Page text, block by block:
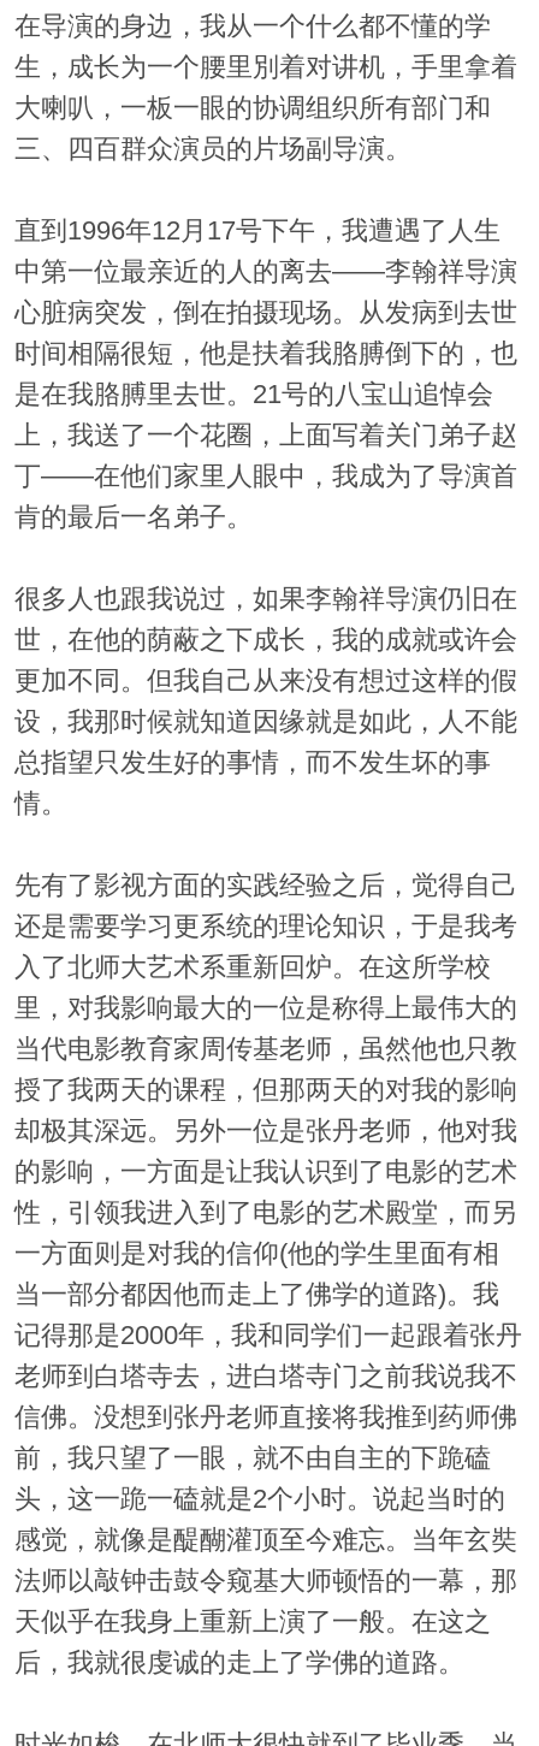
在导演的身边，我从一个什么都不懂的学
生，成长为一个腰里別着对讲机，手里拿着
大喇叭，一板一眼的协调组织所有部门和
三、四百群众演员的片场副导演。
直到1996年12月17号下午，我遭遇了人生
中第一位最亲近的人的离去——李翰祥导演
心脏病突发，倒在拍摄现场。从发病到去世
时间相隔很短，他是扶着我胳膊倒下的，也
是在我胳膊里去世。21号的八宝山追悼会
上，我送了一个花圈，上面写着关门弟子赵
丁——在他们家里人眼中，我成为了导演首
肯的最后一名弟子。
很多人也跟我说过，如果李翰祥导演仍旧在
世，在他的荫蔽之下成长，我的成就或许会
更加不同。但我自己从来没有想过这样的假
设，我那时候就知道因缘就是如此，人不能
总指望只发生好的事情，而不发生坏的事
情。
先有了影视方面的实践经验之后，觉得自己
还是需要学习更系统的理论知识，于是我考
入了北师大艺术系重新回炉。在这所学校
里，对我影响最大的一位是称得上最伟大的
当代电影教育家周传基老师，虽然他也只教
授了我两天的课程，但那两天的对我的影响
却极其深远。另外一位是张丹老师，他对我
的影响，一方面是让我认识到了电影的艺术
性，引领我进入到了电影的艺术殿堂，而另
一方面则是对我的信仰(他的学生里面有相
当一部分都因他而走上了佛学的道路)。我
记得那是2000年，我和同学们一起跟着张丹
老师到白塔寺去，进白塔寺门之前我说我不
信佛。没想到张丹老师直接将我推到药师佛
前，我只望了一眼，就不由自主的下跪磕
头，这一跪一磕就是2个小时。说起当时的
感觉，就像是醍醐灌顶至今难忘。当年玄奘
法师以敲钟击鼓令窥基大师顿悟的一幕，那
天似乎在我身上重新上演了一般。在这之
后，我就很虔诚的走上了学佛的道路。